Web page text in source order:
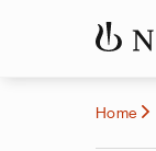
Home